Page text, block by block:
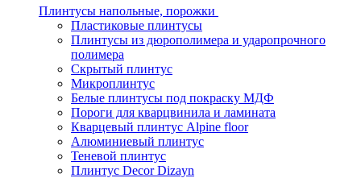
Плинтусы напольные, порожки
Пластиковые плинтусы
Плинтусы из дюрополимера и ударопрочного
полимера
Скрытый плинтус
Микроплинтус
Белые плинтусы под покраску МДФ
Пороги для кварцвинила и ламината
Кварцевый плинтус Alpine floor
Алюминиевый плинтус
Теневой плинтус
Плинтус Decor Dizayn